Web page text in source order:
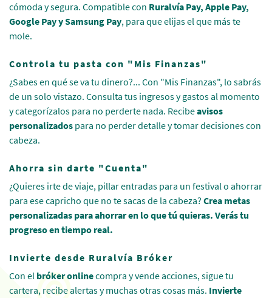
cómoda y segura. Compatible con Ruralvía Pay, Apple Pay,
Google Pay y Samsung Pay, para que elijas el que más te
mole.
Controla tu pasta con "Mis Finanzas"
¿Sabes en qué se va tu dinero?... Con "Mis Finanzas", lo sabrás
de un solo vistazo. Consulta tus ingresos y gastos al momento
y categorízalos para no perderte nada. Recibeavisos
personalizados para no perder detalle y tomar decisiones con
cabeza.
Ahorra sin darte "Cuenta"
¿Quieres irte de viaje, pillar entradas para un festival o ahorrar
para ese capricho que no te sacas de la cabeza? Crea metas
personalizadas para ahorrar en lo que tú quieras. Verás tu
progreso en tiempo real.
Invierte desde Ruralvía Bróker
Con el bróker onlinecompra y vende acciones, sigue tu
cartera, recibe alertas y muchas otras cosas más. Invierte